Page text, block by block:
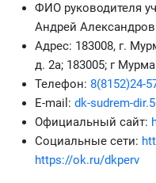
ФИО руководителя
Андрей
Адрес: 183008, г.
д. 2а; 183005; г
Телефон: 8(8152)24-
Е-mail: dk-sudrem-
Официальный сайт:
Социальные сети:
https://ok.ru/dkperv